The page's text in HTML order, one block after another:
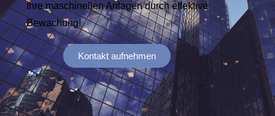
Ihre maschinellen Anlagen durch effektive
Bewachung!
Kontakt aufnehmen